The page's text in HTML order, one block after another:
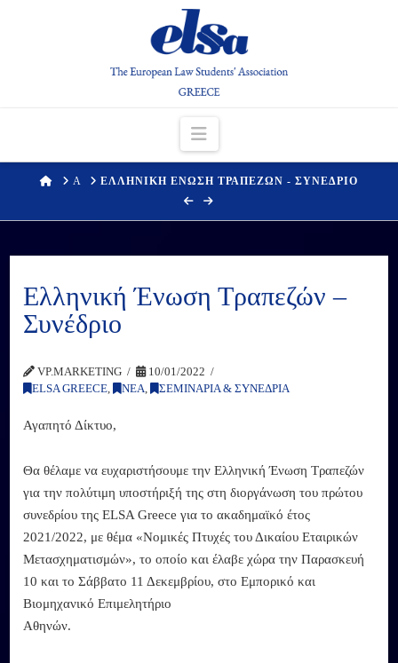
Navigation
HOME
Α ΕΛΛΗΝΙΚΗ ΕΝΩΣΗ ΤΡΑΠΕΖΩΝ - ΣΥΝΕΔΡΙΟ
Ελληνική Ένωση Τραπεζών –
Συνέδριο
VP.MARKETING
10/01/2022
ELSA GREECE, ΝΕΑ, ΣΕΜΙΝΑΡΙΑ & ΣΥΝΕΔΡΙΑ
Αγαπητό Δίκτυο,
Θα θέλαμε να ευχαριστήσουμε την Ελληνική Ένωση Τραπεζών
για την πολύτιμη υποστήριξή της στη διοργάνωση του πρώτου
συνεδρίου της ELSA Greece για το ακαδημαϊκό έτος
2021/2022, με θέμα «Νομικές Πτυχές του Δικαίου Εταιρικών
Μετασχηματισμών», το οποίο και έλαβε χώρα την Παρασκευή
10 και το Σάββατο 11 Δεκεμβρίου, στο Εμπορικό και
Βιομηχανικό Επιμελητήριο
Αθηνών.